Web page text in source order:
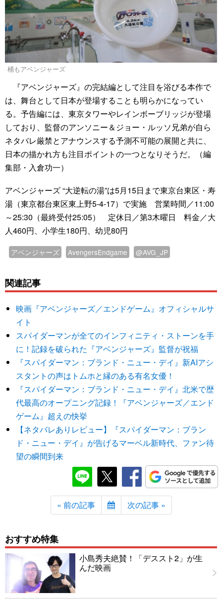
桶もアベンジャーズ
『アベンジャーズ』の完結編として注目を浴びる本作で
は、舞台として日本が登場することも明らかになってい
る。予告編には、東京タワーやレインボーブリッジが登場
しており、監督のアンソニー＆ジョー・ルッソ兄弟が自ら
ネタバレ厳禁とアナウンスする予測不可能の展開と共に、
日本の描かれ方も注目ポイントの一つとなりそうだ。（編
集部・入倉功一）
アベンジャーズ “大逆転の湯”は5月15日まで東京台東区・寿
湯（東京都台東区東上野5-4-17）で実施 営業時間／11:00
～25:30（最終受付25:05） 定休日／第3木曜日 料金／大
人460円、小学生180円、幼児80円
アベンジャーズ AvengersEndgame @AVG_JP
関連記事
映画『アベンジャーズ／エンドゲーム』オフィシャルサ
イト
スパイダーマンが全てのインフィニティ・ストーンを手
に！記録を破られた『アベンジャーズ』監督が祝福
『スパイダーマン：ブランド・ニュー・デイ』新AIアシ
スタントの声はトムホと縁のある有名女優！
『スパイダーマン：ブランド・ニュー・デイ』北米で歴
代最高のオープニング記録！『アベンジャーズ／エンド
ゲーム』超えの快挙
【ネタバレありレビュー】『スパイダーマン：ブラン
ド・ニュー・デイ』が告げるマーベル新時代、ファン待
望の瞬間到来
« 前の記事 次の記事 »
おすすめ特集
小島秀夫絶賛！「デススト2」が生
んだ映画